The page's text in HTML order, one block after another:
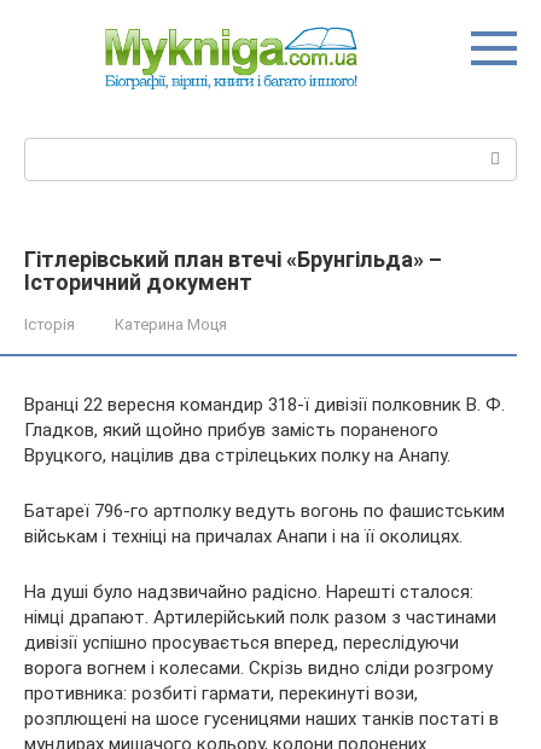
Гітлерівський план втечі «Брунгільда» –
Історичний документ
Історія Катерина Моця
Вранці 22 вересня командир 318-ї дивізії полковник В. Ф.
Гладков, який щойно прибув замість пораненого
Вруцкого, націлив два стрілецьких полку на Анапу.
Батареї 796-го артполку ведуть вогонь по фашистським
військам і техніці на причалах Анапи і на її околицях.
На душі було надзвичайно радісно. Нарешті сталося:
німці драпают. Артилерійський полк разом з частинами
дивізії успішно просувається вперед, переслідуючи
ворога вогнем і колесами. Скрізь видно сліди розгрому
противника: розбиті гармати, перекинуті вози,
розплющені на шосе гусеницями наших танків постаті в
мундирах мишачого кольору, колони полонених.